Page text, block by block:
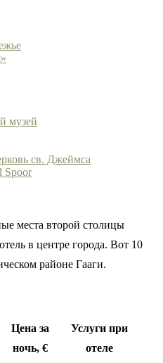
музей
св. Джеймса
Spoor
места второй столицы
в центре города. Вот 10
районе Гааги.
Цена за
ночь, €
Услуги при
отеле